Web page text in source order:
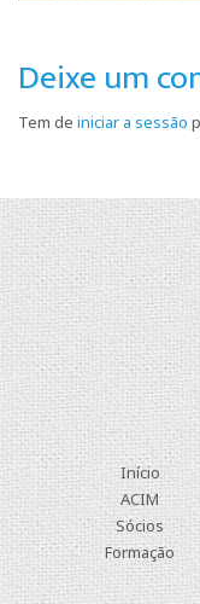
Deixe um
Tem de iniciar a sessão
Início
ACIM
Sócios
Formação